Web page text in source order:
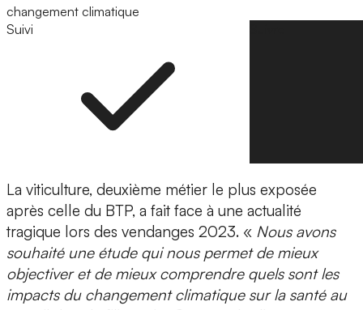
changement climatique
Suivi
La viticulture, deuxième métier le plus exposée
après celle du BTP, a fait face à une actualité
tragique lors des vendanges 2023. « Nous avons
souhaité une étude qui nous permet de mieux
objectiver et de mieux comprendre quels sont les
impacts du changement climatique sur la santé au